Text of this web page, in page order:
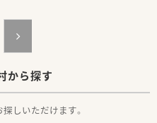
から探す
しいただけます。